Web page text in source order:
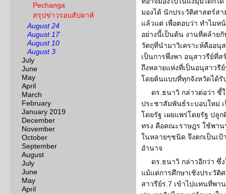
Pechanga
สรุปข่าวรอบสัปดาห์
August 24
August 17
August 10
August 3
July
June
May
April
March
February
January 2019
December
November
October
September
August
July
June
May
April
มองได้ นักประวัติศาสตร์ส
แล้วแต่ เพื่อตอบว่า ทำไม
อย่างนี้เป็นต้น งานที่คล้าย
วัตถุที่นำมาวิเคราะห์คืออนุ
เป็นการพึ่งพา อนุสาวรีย์ที่
ถึงหลายแห่งที่เป็นอนุสาว
โดยต้นแบบที่ทุกจังหวัดได้รั
ดร.ธนาวิ กล่าวต่อว่า ชี้
ประชาสัมพันธ์ระบอบใหม่
โดยรัฐ เผยแพร่โดยรัฐ ปลู
ทรง คือคณะราษฎร ใช้พา
ในหลายๆชนิด จึงตกเป็นเ
อำนาจ
ดร.ธนาวิ กล่าวอีกว่า ซึ่
แม้แต่การศึกษาเชิงประวัติ
สาวรีย์ร.7 เข้าไปแทนที่พ